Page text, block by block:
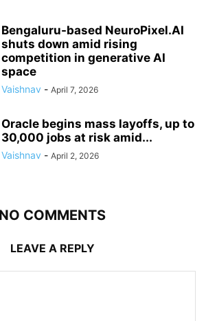
Bengaluru-based NeuroPixel.AI
shuts down amid rising
competition in generative AI
space
Vaishnav - April 7, 2026
Oracle begins mass layoffs, up to
30,000 jobs at risk amid...
Vaishnav - April 2, 2026
NO COMMENTS
LEAVE A REPLY